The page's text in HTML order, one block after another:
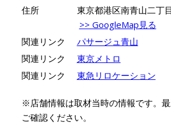
住所
東京都港区南青山二丁
>> GoogleMap見る
関連リンク
パサージュ青山
関連リンク
東京メトロ
関連リンク
東急リロケーション
※店舗情報は取材当時の情報です。
ご確認ください。